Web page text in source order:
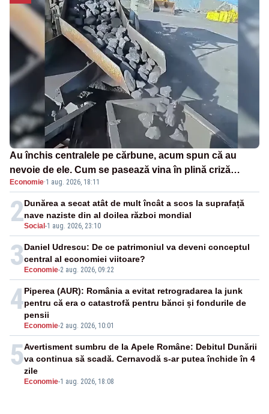
Au închis centralele pe cărbune, acum spun că au
nevoie de ele. Cum se pasează vina în plină criză
energetică
Economie·1 aug. 2026, 18:11
2Social -1 aug. 2026, 23:10
Dunărea a secat atât de mult încât a scos la suprafață
nave naziste din al doilea război mondial
3 Economie-2 aug. 2026, 09:22
Daniel Udrescu: De ce patrimoniul va deveni conceptul
central al economiei viitoare?
4
Economie-2 aug. 2026, 10:01
Piperea (AUR): România a evitat retrogradarea la junk
pentru că era o catastrofă pentru bănci și fondurile de
pensii
5
Economie-1 aug. 2026, 18:08
Avertisment sumbru de la Apele Române: Debitul Dunării
va continua să scadă. Cernavodă s-ar putea închide în 4
zile